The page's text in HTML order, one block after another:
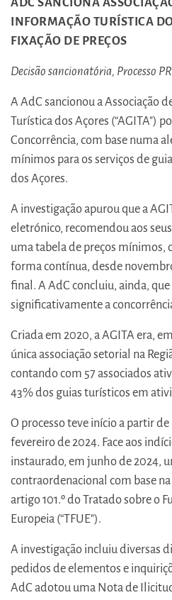
ADC SANCIONA
INFORMAÇÃO TURÍSTICA
FIXAÇÃO DE PREÇOS
Decisão sancionatória, Processo
A AdC sancionou a Associação
Turística dos Açores (“AGITA")
Concorrência, com base numa
mínimos para os serviços de
dos Açores.
A investigação apurou que a
eletrónico, recomendou aos
uma tabela de preços mínimos,
forma contínua, desde
final. A AdC concluiu, ainda,
significativamente a
Criada em 2020, a AGITA era,
única associação setorial na
contando com 57 associados
43% dos guias turísticos em
O processo teve início a partir
fevereiro de 2024. Face aos
instaurado, em junho de 2024,
contraordenacional com base
artigo 101.º do Tratado sobre o
Europeia (“TFUE").
A investigação incluiu diversas
pedidos de elementos e
AdC adotou uma Nota de